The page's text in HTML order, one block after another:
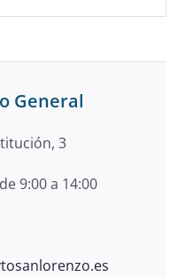
General
3
9:00 a 14:00